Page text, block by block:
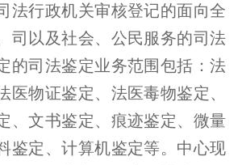
行政机关审核登记的面向全
司以及社会、公民服务的司法
的司法鉴定业务范围包括：法
医物证鉴定、法医毒物鉴定、
、文书鉴定、痕迹鉴定、微量
鉴定、计算机鉴定等。中心现